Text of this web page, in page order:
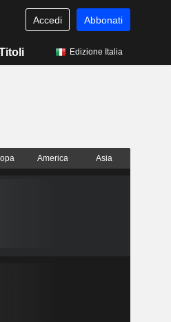
Accedi Abbonati
Edizione Italia
America Asia